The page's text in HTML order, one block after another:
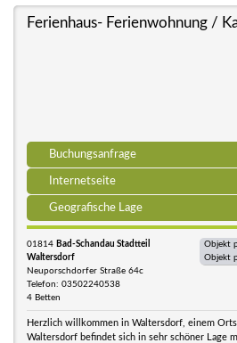
Ferienhaus- Ferienwohnung /
Buchungsanfrage
Internetseite
Geografische Lage
01814 Bad-Schandau Stadtteil
Waltersdorf
Neuporschdorfer Straße 64c
Telefon: 03502240538
4 Betten
Objekt
Objekt
Herzlich willkommen in Waltersdorf, einem
Waltersdorf befindet sich in sehr schöner Lage